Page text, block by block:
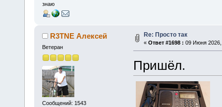
знаю
R3TNE Алексей
Ветеран
Сообщений: 1543
Re: Просто так
« Ответ #1698 : 09 Июня 2026,
Пришёл.